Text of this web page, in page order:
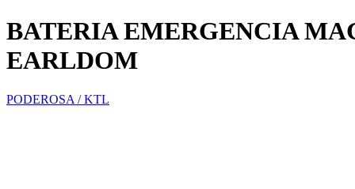
BATERIA EMERGENCIA
EARLDOM
PODEROSA / KTL